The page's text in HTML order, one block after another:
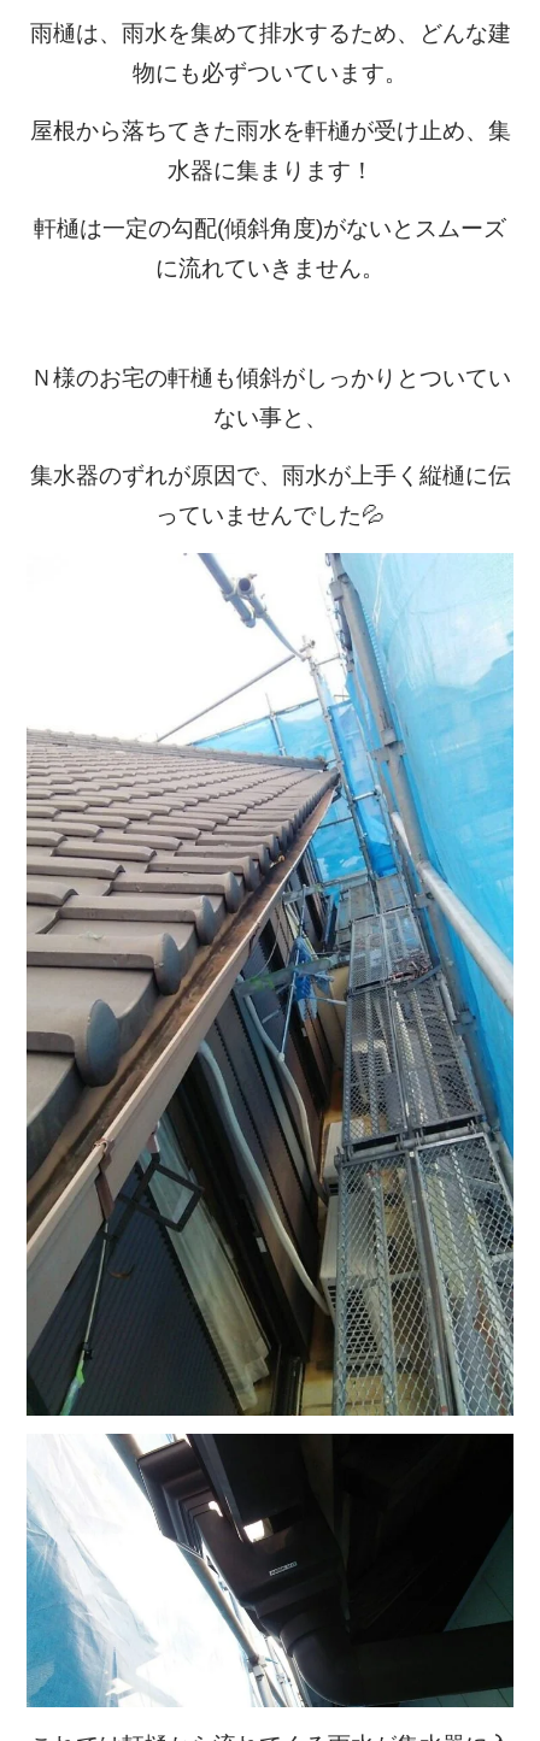
雨樋は、雨水を集めて排水するため、どんな建
物にも必ずついています。
屋根から落ちてきた雨水を軒樋が受け止め、集
水器に集まります！
軒樋は一定の勾配(傾斜角度)がないとスムーズ
に流れていきません。
Ｎ様のお宅の軒樋も傾斜がしっかりとついてい
ない事と、
集水器のずれが原因で、雨水が上手く縦樋に伝
っていませんでした💦